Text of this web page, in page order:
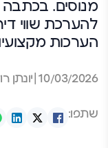
מנוסים. בכתבה
להערכת שווי
הערכות
10/03/2026 יונתן
שתפו: